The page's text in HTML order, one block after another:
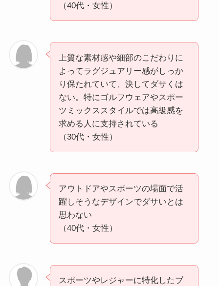
（40代・女性）
上質な素材感や細部のこだわりに
よってラグジュアリー感がしっか
り保たれていて、決してダサくは
ない。特にゴルフウェアやスポー
ツミックススタイルでは高級感を
求める人に支持されている
（30代・女性）
アウトドアやスポーツの場面で活
躍しそうなデザインでダサいとは
思わない
（40代・女性）
スポーツやレジャーに特化したブ